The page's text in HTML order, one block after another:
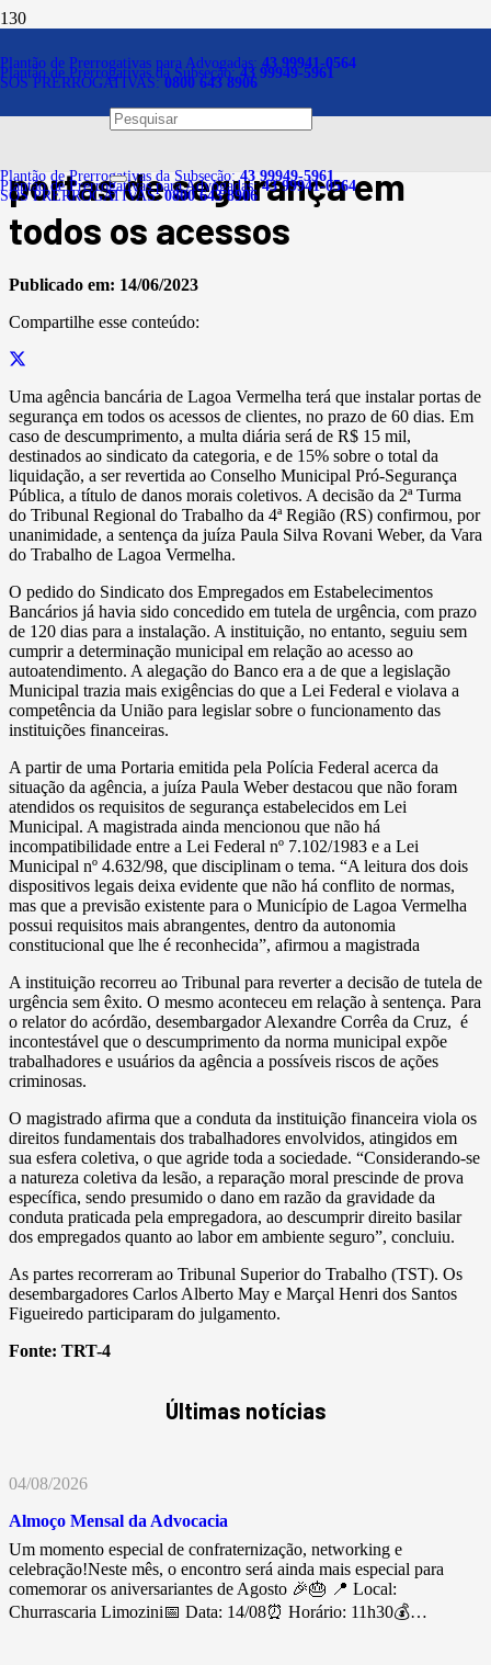
Plantão de Prerrogativas para Advogadas: 43 99941-0564
Plantão de Prerrogativas da Subseção:43 99949-5961
SOS PRERROGATIVAS:0800 643 8906
Plantão de Prerrogativas da Subseção:43 99949-5961
Plantão de Prerrogativas para Advogadas:43 99941-0564
SOS PRERROGATIVAS:0800 643 8906
Banco deverá pagar
indenização por não instalar
portas de segurança em
todos os acessos
Publicado em: 14/06/2023
Compartilhe esse conteúdo:
Uma agência bancária de Lagoa Vermelha terá que instalar portas de
segurança em todos os acessos de clientes, no prazo de 60 dias. Em
caso de descumprimento, a multa diária será de R$ 15 mil,
destinados ao sindicato da categoria, e de 15% sobre o total da
liquidação, a ser revertida ao Conselho Municipal Pró-Segurança
Pública, a título de danos morais coletivos. A decisão da 2ª Turma
do Tribunal Regional do Trabalho da 4ª Região (RS) confirmou, por
unanimidade, a sentença da juíza Paula Silva Rovani Weber, da Vara
do Trabalho de Lagoa Vermelha.
O pedido do Sindicato dos Empregados em Estabelecimentos
Bancários já havia sido concedido em tutela de urgência, com prazo
de 120 dias para a instalação. A instituição, no entanto, seguiu sem
cumprir a determinação municipal em relação ao acesso ao
autoatendimento. A alegação do Banco era a de que a legislação
Municipal trazia mais exigências do que a Lei Federal e violava a
competência da União para legislar sobre o funcionamento das
instituições financeiras.
A partir de uma Portaria emitida pela Polícia Federal acerca da
situação da agência, a juíza Paula Weber destacou que não foram
atendidos os requisitos de segurança estabelecidos em Lei
Municipal. A magistrada ainda mencionou que não há
incompatibilidade entre a Lei Federal nº 7.102/1983 e a Lei
Municipal nº 4.632/98, que disciplinam o tema. “A leitura dos dois
dispositivos legais deixa evidente que não há conflito de normas,
mas que a previsão existente para o Município de Lagoa Vermelha
possui requisitos mais abrangentes, dentro da autonomia
constitucional que lhe é reconhecida”, afirmou a magistrada
A instituição recorreu ao Tribunal para reverter a decisão de tutela de
urgência sem êxito. O mesmo aconteceu em relação à sentença. Para
o relator do acórdão, desembargador Alexandre Corrêa da Cruz, é
incontestável que o descumprimento da norma municipal expõe
trabalhadores e usuários da agência a possíveis riscos de ações
criminosas.
O magistrado afirma que a conduta da instituição financeira viola os
direitos fundamentais dos trabalhadores envolvidos, atingidos em
sua esfera coletiva, o que agride toda a sociedade. “Considerando-se
a natureza coletiva da lesão, a reparação moral prescinde de prova
específica, sendo presumido o dano em razão da gravidade da
conduta praticada pela empregadora, ao descumprir direito basilar
dos empregados quanto ao labor em ambiente seguro”, concluiu.
As partes recorreram ao Tribunal Superior do Trabalho (TST). Os
desembargadores Carlos Alberto May e Marçal Henri dos Santos
Figueiredo participaram do julgamento.
Fonte: TRT-4
Últimas notícias
04/08/2026
Almoço Mensal da Advocacia
Um momento especial de confraternização, networking e
celebração!Neste mês, o encontro será ainda mais especial para
comemorar os aniversariantes de Agosto 🎉🎂 📍 Local:
Churrascaria Limozini📅 Data: 14/08⏰ Horário: 11h30💰…